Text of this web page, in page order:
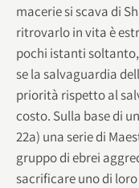
macerie si scava di
ritrovarlo in vita è
pochi istanti
se la salvaguardia
priorità rispetto al
costo. Sulla base di
22a) una serie di
gruppo di ebrei
sacrificare uno di